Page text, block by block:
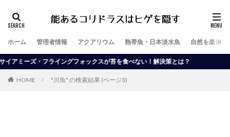
ホーム 管理者情報 アクアリウム 熱帯魚・日本淡水魚 自然を楽しむ
ミーズ・フライングフォックスが苔を食べない！解決策とは？
HOME "川魚" の検索結果 (ページ3)